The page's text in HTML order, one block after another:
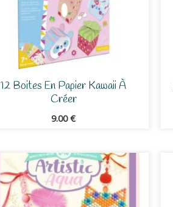
12 Boites En Papier Kawaii À
Créer
9.00€